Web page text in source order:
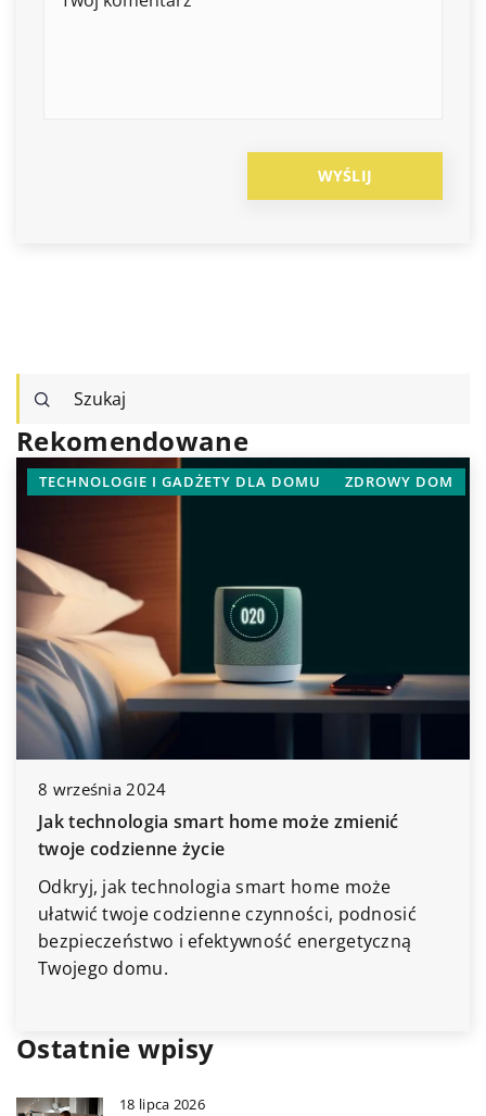
Rekomendowane
TECHNOLOGIE I GADŻETY DLA DOMU ZDROWY DOM
8 września 2024
Jak technologia smart home może zmienić
twoje codzienne życie
Odkryj, jak technologia smart home może
ułatwić twoje codzienne czynności, podnosić
bezpieczeństwo i efektywność energetyczną
Twojego domu.
Ostatnie wpisy
18 lipca 2026